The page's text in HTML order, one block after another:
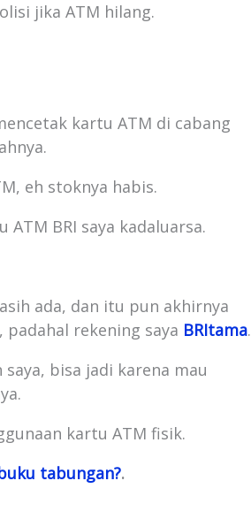
jika ATM hilang.
kartu ATM di cabang
eh stoknya habis.
BRI saya kadaluarsa.
ada, dan itu pun akhirnya
padahal rekening saya BRItama.
bisa jadi karena mau
kartu ATM fisik.
tabungan?.